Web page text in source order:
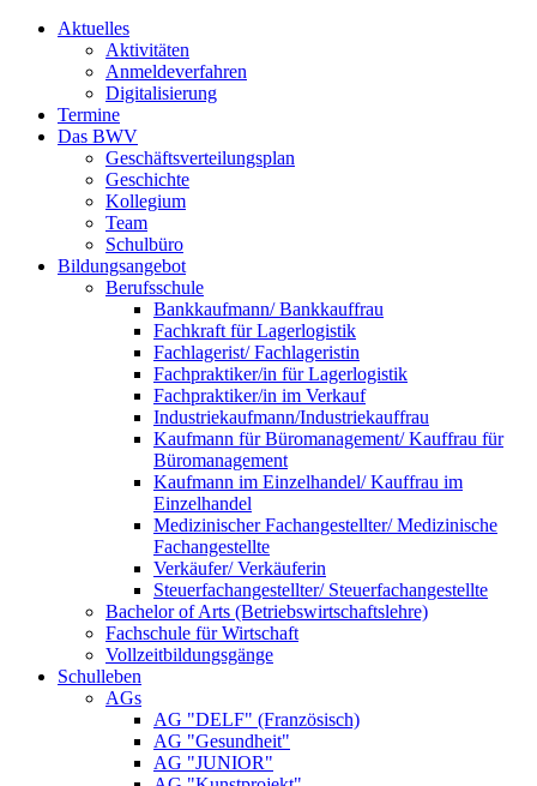
Aktuelles
Aktivitäten
Anmeldeverfahren
Digitalisierung
Termine
Das BWV
Geschäftsverteilungsplan
Geschichte
Kollegium
Team
Schulbüro
Bildungsangebot
Berufsschule
Bankkaufmann/ Bankkauffrau
Fachkraft für Lagerlogistik
Fachlagerist/ Fachlageristin
Fachpraktiker/in für Lagerlogistik
Fachpraktiker/in im Verkauf
Industriekaufmann/Industriekauffrau
Kaufmann für Büromanagement/ Kauffrau für
Büromanagement
Kaufmann im Einzelhandel/ Kauffrau im
Einzelhandel
Medizinischer Fachangestellter/ Medizinische
Fachangestellte
Verkäufer/ Verkäuferin
Steuerfachangestellter/ Steuerfachangestellte
Bachelor of Arts (Betriebswirtschaftslehre)
Fachschule für Wirtschaft
Vollzeitbildungsgänge
Schulleben
AGs
AG "DELF" (Französisch)
AG "Gesundheit"
AG "JUNIOR"